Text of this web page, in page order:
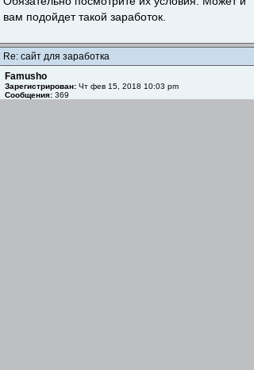
вам подойдет такой заработок.
Re: сайт для заработка
Famusho
Зарегистрирован: Чт фев 15, 2018 10:03 pm
Сообщения: 369